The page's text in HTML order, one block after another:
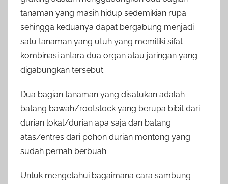
tanaman yang masih hidup sedemikian rupa
sehingga keduanya dapat bergabung menjadi
satu tanaman yang utuh yang memiliki sifat
kombinasi antara dua organ atau jaringan yang
digabungkan tersebut.
Dua bagian tanaman yang disatukan adalah
batang bawah/rootstock yang berupa bibit dari
durian lokal/durian apa saja dan batang
atas/entres dari pohon durian montong yang
sudah pernah berbuah.
Untuk mengetahui bagaimana cara sambung